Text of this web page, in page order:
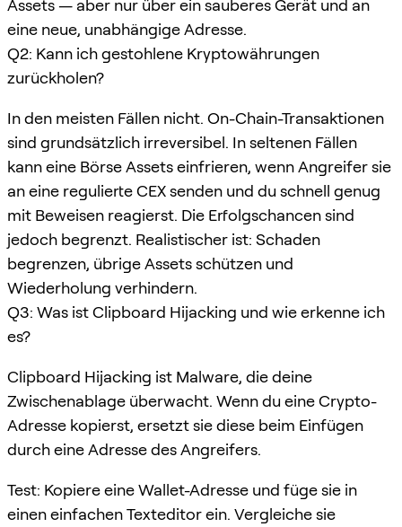
Assets — aber nur über ein sauberes Gerät und an
eine neue, unabhängige Adresse.
Q2: Kann ich gestohlene Kryptowährungen
zurückholen?
In den meisten Fällen nicht. On-Chain-Transaktionen
sind grundsätzlich irreversibel. In seltenen Fällen
kann eine Börse Assets einfrieren, wenn Angreifer sie
an eine regulierte CEX senden und du schnell genug
mit Beweisen reagierst. Die Erfolgschancen sind
jedoch begrenzt. Realistischer ist: Schaden
begrenzen, übrige Assets schützen und
Wiederholung verhindern.
Q3: Was ist Clipboard Hijacking und wie erkenne ich
es?
Clipboard Hijacking ist Malware, die deine
Zwischenablage überwacht. Wenn du eine Crypto-
Adresse kopierst, ersetzt sie diese beim Einfügen
durch eine Adresse des Angreifers.
Test: Kopiere eine Wallet-Adresse und füge sie in
einen einfachen Texteditor ein. Vergleiche sie